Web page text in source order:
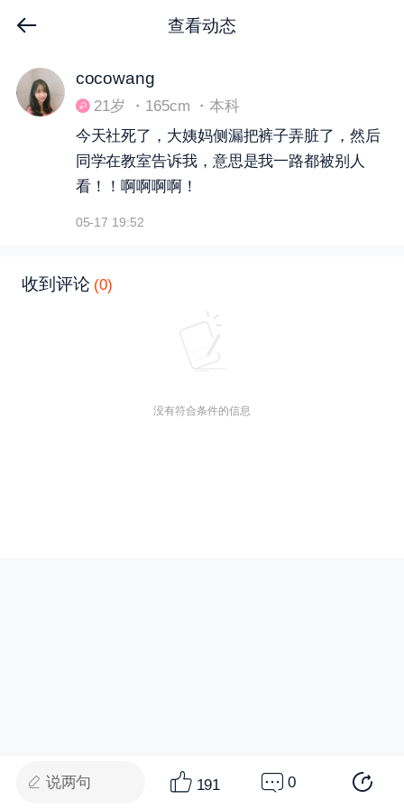
查看动态
下拉刷新
cocowang
21岁 ・165cm ・本科
今天社死了，大姨妈侧漏把裤子弄脏了，然后
同学在教室告诉我，意思是我一路都被别人
看！！啊啊啊啊！
05-17 19:52
收到评论 (0)
没有符合条件的信息
说两句 191 0